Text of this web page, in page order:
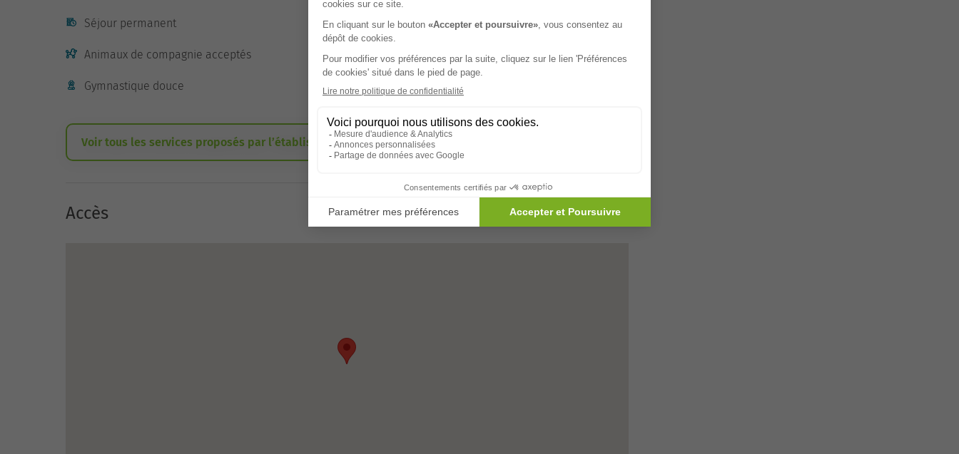
Séjour permanent Animations
Animaux de compagnie acceptés Respect des régimes alimentaires
Gymnastique douce Intervenant extérieur
Voir tous les services proposés par l’établissement
Accès